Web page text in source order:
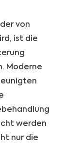
von
ist die
Moderne
werden
nur die